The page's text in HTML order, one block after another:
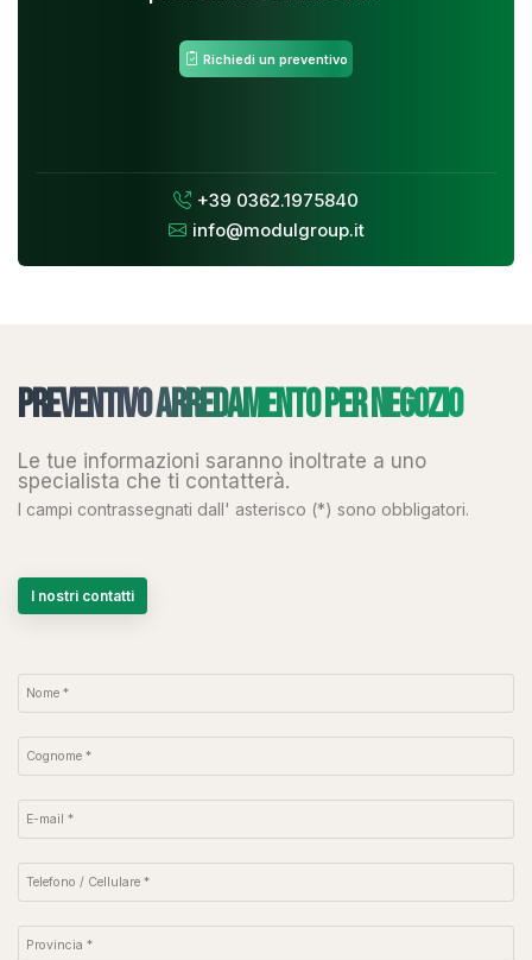
Richiedi un preventivo
+39 0362.1975840
info@modulgroup.it
Preventivo arredamento per negozio
Le tue informazioni saranno inoltrate a uno
specialista che ti contatterà.
I campi contrassegnati dall' asterisco (*) sono obbligatori.
I nostri contatti